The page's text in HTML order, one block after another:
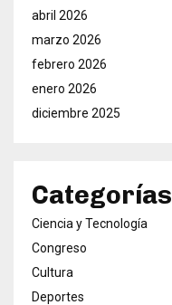
abril 2026
marzo 2026
febrero 2026
enero 2026
diciembre 2025
Categorías
Ciencia y Tecnología
Congreso
Cultura
Deportes